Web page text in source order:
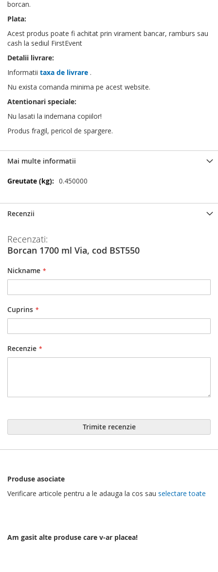
borcan.
Plata:
Acest produs poate fi achitat prin virament bancar, ramburs sau
cash la sediul FirstEvent
Detalii livrare:
Informatii taxa de livrare .
Nu exista comanda minima pe acest website.
Atentionari speciale:
Nu lasati la indemana copiilor!
Produs fragil, pericol de spargere.
Mai multe informatii
Mai
0.450000
Recenzii
Recenzati:
Borcan 1700 ml Via, cod BST550
Nickname
Cuprins
Recenzie
Trimite recenzie
Produse asociate
Verificare articole pentru a le adauga la cos sau selectare toate
Am gasit alte produse care v-ar placea!